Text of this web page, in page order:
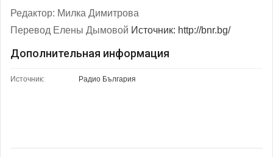
Редактор: Милка Димитрова
Перевод Елены Дымовой Источник: http://bnr.bg/
Дополнительная информация
Источник: Радио България